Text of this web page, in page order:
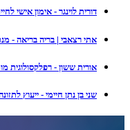
דורית לוינגר - אימון אישי
אתי רצאבי | בריה בריאה -
אורית ששון - רפלקסולוגית
שני בן נתן חיימי - ייעוץ